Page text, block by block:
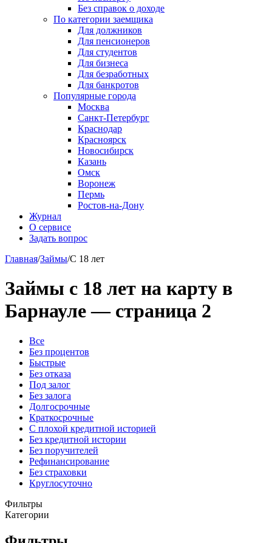
Без справок о доходе
По категории заемщика
Для должников
Для пенсионеров
Для студентов
Для бизнеса
Для безработных
Для банкротов
Популярные города
Москва
Санкт-Петербург
Краснодар
Красноярск
Новосибирск
Казань
Омск
Воронеж
Пермь
Ростов-на-Дону
Журнал
О сервисе
Задать вопрос
Главная/Займы/С 18 лет
Займы с 18 лет на карту в
Барнауле — страница 2
Все
Без процентов
Быстрые
Без отказа
Под залог
Без залога
Долгосрочные
Краткосрочные
С плохой кредитной историей
Без кредитной истории
Без поручителей
Рефинансирование
Без страховки
Круглосуточно
Фильтры
Категории